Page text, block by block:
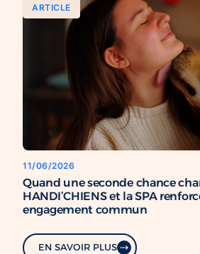
ARTICLE
11/06/2026
Quand une seconde chance
HANDI’CHIENS et la SPA
engagement commun
EN SAVOIR PLUS